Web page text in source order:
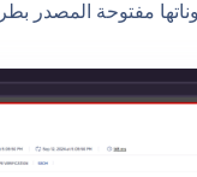
مفتوحة المصدر